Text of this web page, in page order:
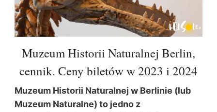
Muzeum Historii Naturalnej Berlin,
cennik. Ceny biletów w 2023 i 2024
Muzeum Historii Naturalnej w Berlinie (lub
Muzeum Naturalne) to jedno z